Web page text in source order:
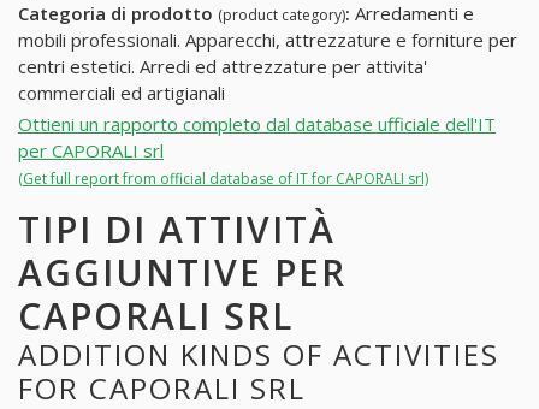
Categoria di prodotto (product category): Arredamenti e
mobili professionali. Apparecchi, attrezzature e forniture per
centri estetici. Arredi ed attrezzature per attivita'
commerciali ed artigianali
Ottieni un rapporto completo dal database ufficiale dell'IT
per CAPORALI srl
(Get full report from official database of IT for CAPORALI srl)
TIPI DI ATTIVITÀ
AGGIUNTIVE PER
CAPORALI SRL
ADDITION KINDS OF ACTIVITIES
FOR CAPORALI SRL